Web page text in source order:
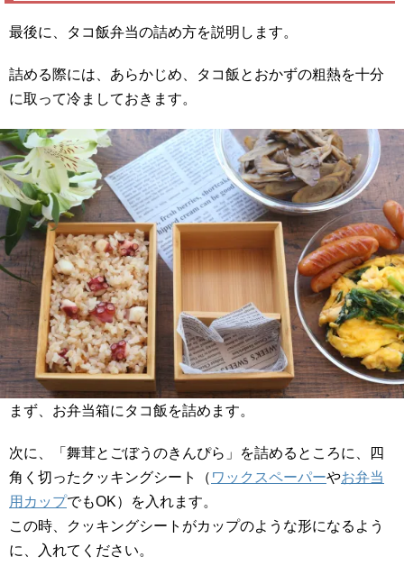
最後に、タコ飯弁当の詰め方を説明します。
詰める際には、あらかじめ、タコ飯とおかずの粗熱を十分
に取って冷ましておきます。
まず、お弁当箱にタコ飯を詰めます。
次に、「舞茸とごぼうのきんぴら」を詰めるところに、四
角く切ったクッキングシート（ ワックスペーパーやお弁当
用カップでもOK）を入れます。
この時、クッキングシートがカップのような形になるよう
に、入れてください。